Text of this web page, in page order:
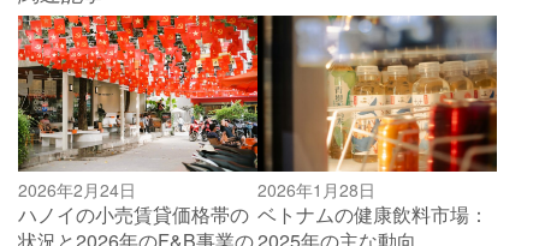
2026年2月24日
ハノイの小売賃貸価格帯の
2026年1月28日
ベトナムの健康飲料市場：